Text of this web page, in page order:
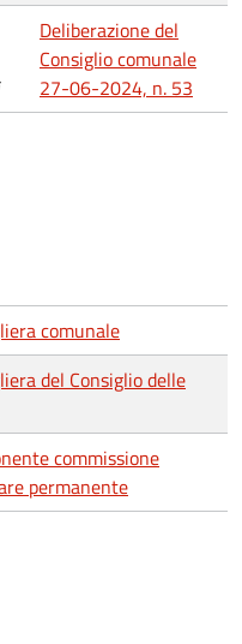
Deliberazione del
Consiglio comunale
27-06-2024, n. 53
comunale
del Consiglio delle
commissione
permanente